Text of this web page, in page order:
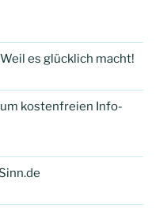
es glücklich macht!
kostenfreien Info-